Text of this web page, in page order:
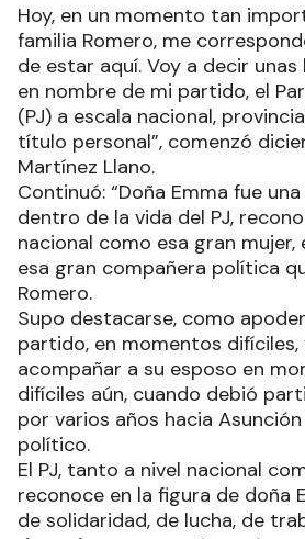
Hoy, en un momento tan
familia Romero, me
de estar aquí. Voy a decir
en nombre de mi partido, el
(PJ) a escala nacional,
título personal”, comenzó
Martínez Llano.
Continuó: “Doña Emma fue
dentro de la vida del PJ,
nacional como esa gran
esa gran compañera política
Romero.
Supo destacarse, como
partido, en momentos difíciles,
acompañar a su esposo en
difíciles aún, cuando debió
por varios años hacia
político.
El PJ, tanto a nivel nacional
reconoce en la figura de doña
de solidaridad, de lucha, de